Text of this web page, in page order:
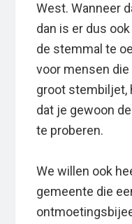
West. Wanneer
dan is er dus
de stemmal te
voor mensen die
groot stembiljet,
dat je gewoon
te proberen.
We willen ook
gemeente die